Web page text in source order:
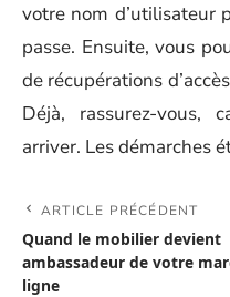
votre nom d’utilisateur
passe. Ensuite, vous
de récupérations
Déjà, rassurez-vous,
arriver. Les démarches
ARTICLE PRÉCÉDENT
Quand le mobilier devient
ambassadeur de votre
ligne